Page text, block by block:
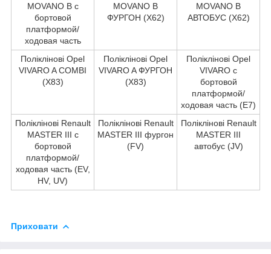
MOVANO B c
бортовой
платформой/
ходовая часть
MOVANO B
ФУРГОН (X62)
MOVANO B
АВТОБУС (X62)
Поліклінові Opel
VIVARO A COMBI
(X83)
Поліклінові Opel
VIVARO A ФУРГОН
(X83)
Поліклінові Opel
VIVARO c
бортовой
платформой/
ходовая часть (E7)
Поліклінові Renault
MASTER III c
бортовой
платформой/
ходовая часть (EV,
HV, UV)
Поліклінові Renault
MASTER III фургон
(FV)
Поліклінові Renault
MASTER III
автобус (JV)
Приховати